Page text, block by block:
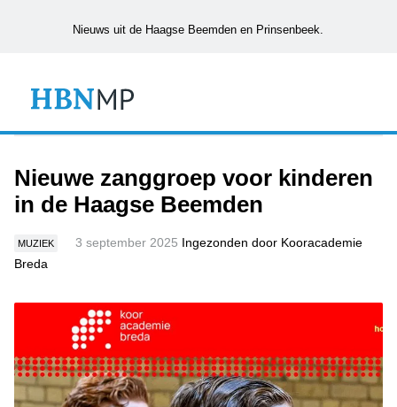
Nieuws uit de Haagse Beemden en Prinsenbeek.
Nieuwe zanggroep voor kinderen
in de Haagse Beemden
MUZIEK 3 september 2025 Ingezonden door Kooracademie
Breda